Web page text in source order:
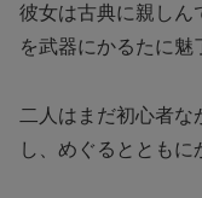
彼女は古典に親しん
を武器にかるたに魅
二人はまだ初心者
し、めぐるとともに